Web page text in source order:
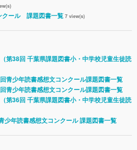
クール 課題図書一覧 7 view(s)
第38回 千葉県課題図書小・中学校児童生徒読
青少年読書感想文コンクール課題図書一覧
青少年読書感想文コンクール課題図書一覧
第36回 千葉県課題図書小・中学校児童生徒読
少年読書感想文コンクール 課題図書一覧